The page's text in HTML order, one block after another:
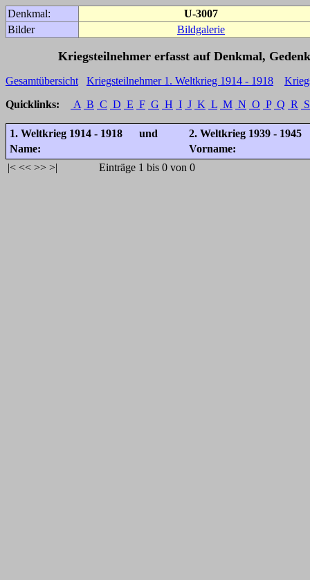
Denkmal:
U-3007
Bilder
Bildgalerie
Kriegsteilnehmer erfasst auf Denkmal,
Gesamtübersicht Kriegsteilnehmer 1. Weltkrieg 1914 - 1918
Quicklinks:
A B C D E F G H I J K L M N O P Q R S
1. Weltkrieg 1914 - 1918 und
2. Weltkrieg 1939 - 1945
Name:
Vorname:
|< << >> >| Einträge 1 bis 0 von 0